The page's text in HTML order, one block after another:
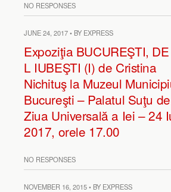
NO RESPONSES
JUNE 24, 2017 • BY EXPRESS
Expoziţia BUCUREŞTI,
L IUBEŞTI (I) de Cristina
Nichituş la Muzeul
Bucureşti – Palatul Suţu de
Ziua Universală a Iei – 24
2017, orele 17.00
NO RESPONSES
NOVEMBER 16, 2015 • BY EXPRESS